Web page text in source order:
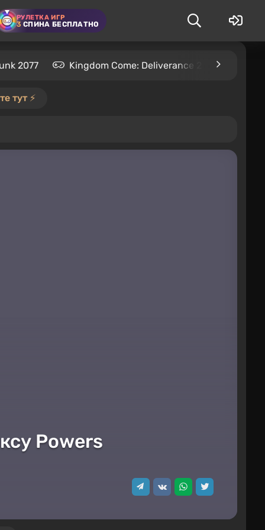
РУЛЕТКА ИГР
3 СПИНА БЕСПЛАТНО
2077 Kingdom Come: Deliverance 2
тут ⚡️
Powers